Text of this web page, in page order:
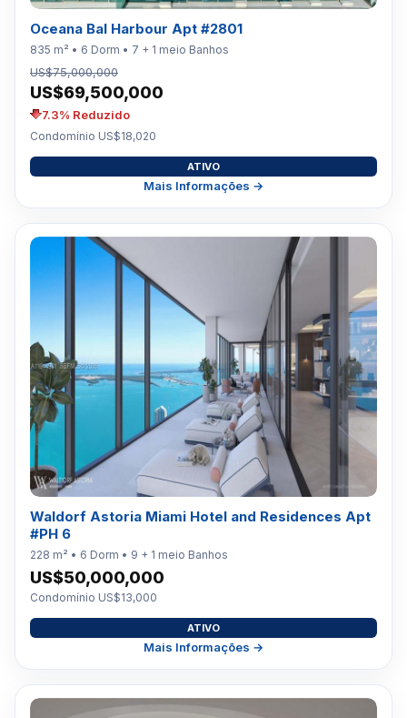
Oceana Bal Harbour Apt #2801
835 m² • 6 Dorm • 7 + 1 meio Banhos
US$75,000,000
US$69,500,000
7.3% Reduzido
Condomínio US$18,020
ATIVO
Mais Informações →
Waldorf Astoria Miami Hotel and Residences Apt
#PH 6
228 m² • 6 Dorm • 9 + 1 meio Banhos
US$50,000,000
Condomínio US$13,000
ATIVO
Mais Informações →